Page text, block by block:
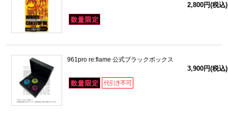
2,800円(税込)
961pro re:flame 公式ブラックボックス
3,900円(税込)